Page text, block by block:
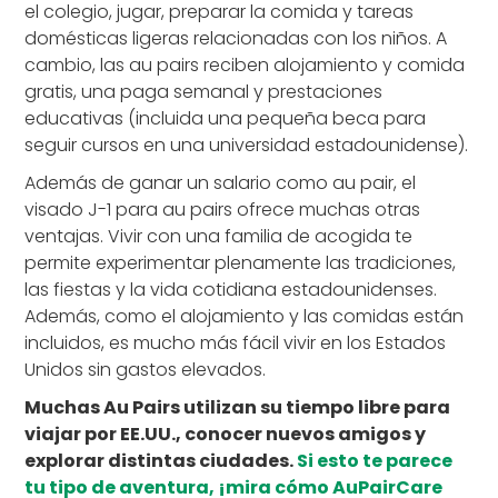
el colegio, jugar, preparar la comida y tareas
domésticas ligeras relacionadas con los niños. A
cambio, las au pairs reciben alojamiento y comida
gratis, una paga semanal y prestaciones
educativas (incluida una pequeña beca para
seguir cursos en una universidad estadounidense).
Además de ganar un salario como au pair, el
visado J-1 para au pairs ofrece muchas otras
ventajas. Vivir con una familia de acogida te
permite experimentar plenamente las tradiciones,
las fiestas y la vida cotidiana estadounidenses.
Además, como el alojamiento y las comidas están
incluidos, es mucho más fácil vivir en los Estados
Unidos sin gastos elevados.
Muchas Au Pairs utilizan su tiempo libre para
viajar por EE.UU., conocer nuevos amigos y
explorar distintas ciudades.Si esto te parece
tu tipo de aventura, ¡mira cómo AuPairCare